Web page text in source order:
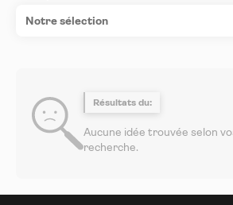
Notre sélection
Résultats du:
Aucune idée trouvée selon
recherche.